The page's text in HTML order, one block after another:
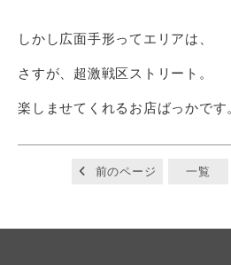
しかし広面手形ってエリアは、
さすが、超激戦区ストリート。
楽しませてくれるお店ばっかです
前のページ 一覧